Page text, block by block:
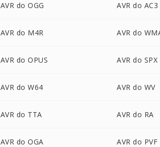
AVR do OGG AVR do AC3
AVR do M4R AVR do
AVR do OPUS AVR do SPX
AVR do W64 AVR do WV
AVR do TTA AVR do RA
AVR do OGA AVR do PVF